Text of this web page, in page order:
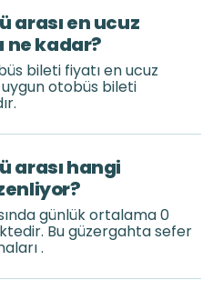
arası en ucuz
ne kadar?
bileti fiyatı en ucuz
otobüs bileti
arası hangi
günlük ortalama 0
Bu güzergahta sefer
.